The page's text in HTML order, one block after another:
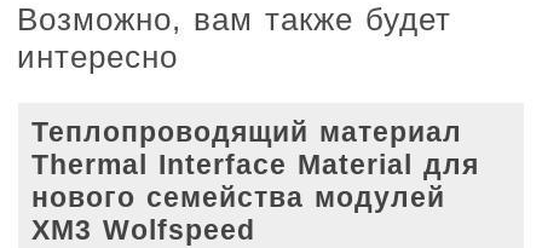
Возможно, вам также будет
интересно
Теплопроводящий материал
Thermal Interface Material для
нового семейства модулей
XM3 Wolfspeed